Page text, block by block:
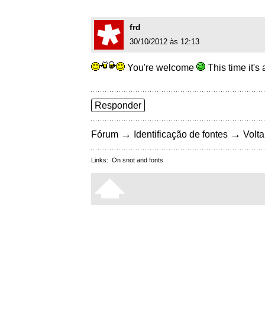
frd
30/10/2012 às 12:13
You're welcome This time it's
Responder
Fórum → Identificação de fontes →
Links: On snot and fonts